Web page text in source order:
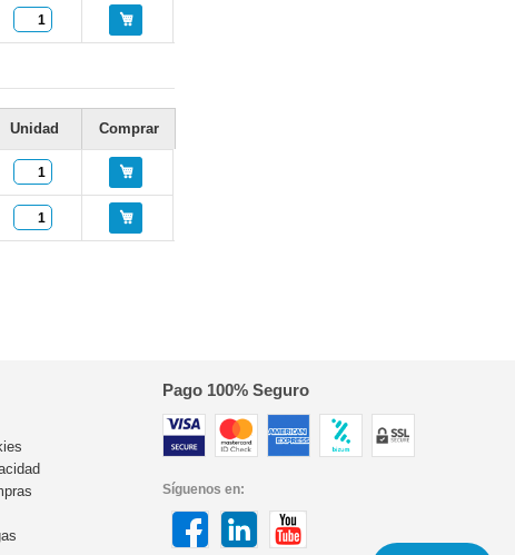
Unidad Comprar
Pago 100% Seguro
Síguenos en: